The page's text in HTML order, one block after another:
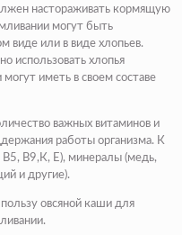
настораживать кормящую
могут быть
виде или в виде хлопьев.
использовать хлопья
иметь в своем составе
важных витаминов и
работы организма. К
В9,К, Е), минералы (медь,
и другие).
овсяной каши для